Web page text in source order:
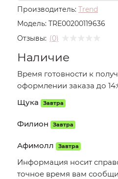
Производитель: Trend
Модель: TRE00200119636
Отзывы: (0)
Наличие
Время готовности к
оформлении заказа до
Щука
Завтра
Филион Завтра
Афимолл Завтра
Информация носит
точное время вам